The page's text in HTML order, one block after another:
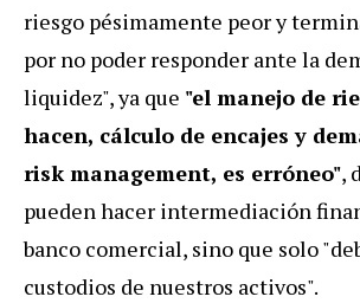
riesgo pésimamente peor y
por no poder responder ante la
liquidez", ya que "el manejo de
hacen, cálculo de encajes y
risk management, es erróneo",
pueden hacer intermediación
banco comercial, sino que solo
custodios de nuestros activos".